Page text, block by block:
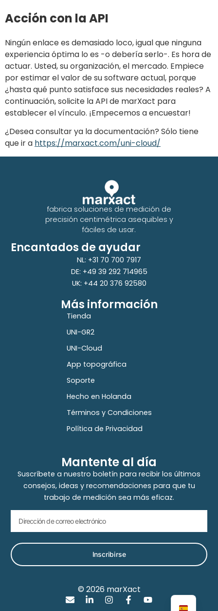
Acción con la API
Ningún enlace es demasiado loco, igual que ninguna
experiencia óptima lo es -o debería serlo-. Es hora de
actuar. Usted, su organización, el mercado. Empiece
por estimar el valor de su software actual, porque
¿hasta qué punto satisface sus necesidades reales? A
continuación, solicite la API de marXact para
establecer el vínculo. ¡Empecemos a encuestar!
¿Desea consultar ya la documentación? Sólo tiene
que ir a https://marxact.com/uni-cloud/
fabrica soluciones de medición de
precisión centimétrica asequibles y
fáciles de usar.
Encantados de ayudar
NL: +31 70 700 7917
DE: +49 39 292 714965
UK: +44 20 376 92580
Más información
Tienda
UNI-GR2
UNI-Cloud
App topográfica
Soporte
Hecho en Holanda
Términos y Condiciones
Política de Privacidad
Mantente al día
Suscríbete a nuestro boletín para recibir los últimos
consejos, ideas y recomendaciones para que tu
trabajo de medición sea más eficaz.
Inscribirse
© 2026 marXact